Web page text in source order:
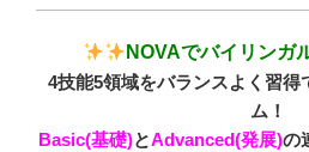
NOVAでバイリンガ
4技能5領域をバランスよく習得
ム！
Basic(基礎)とAdvanced(発展)の